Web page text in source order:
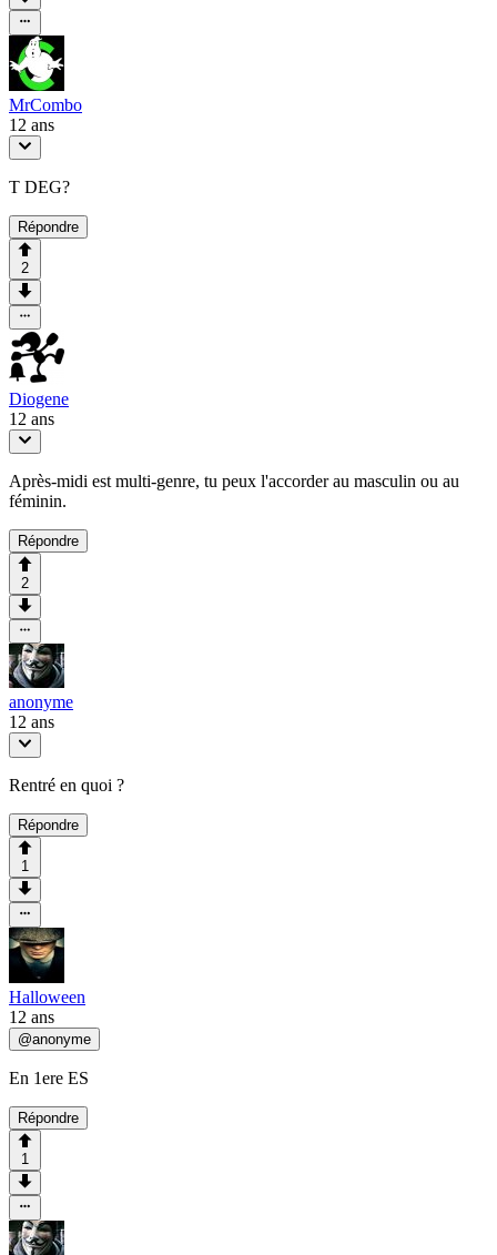
MrCombo
12 ans
T DEG?
Répondre
2
Diogene
12 ans
Après-midi est multi-genre, tu peux l'accorder au masculin ou au
féminin.
Répondre
2
anonyme
12 ans
Rentré en quoi ?
Répondre
1
Halloween
12 ans
@anonyme
En 1ere ES
Répondre
1